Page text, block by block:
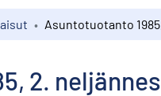
2. neljännes